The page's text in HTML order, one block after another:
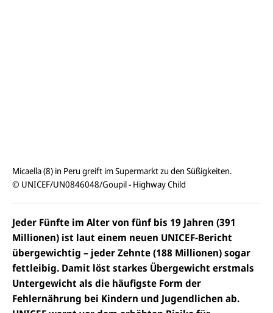
Micaella (8) in Peru greift im Supermarkt zu den Süßigkeiten.
© UNICEF/UN0846048/Goupil - Highway Child
Jeder Fünfte im Alter von fünf bis 19 Jahren (391
Millionen) ist laut einem neuen UNICEF-Bericht
übergewichtig – jeder Zehnte (188 Millionen) sogar
fettleibig. Damit löst starkes Übergewicht erstmals
Untergewicht als die häufigste Form der
Fehlernährung bei Kindern und Jugendlichen ab.